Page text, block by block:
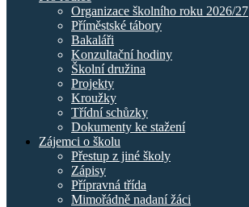
Organizace školního roku 2026/27
Příměstské tábory
Bakaláři
Konzultační hodiny
Školní družina
Projekty
Kroužky
Třídní schůzky
Dokumenty ke stažení
Zájemci o školu
Přestup z jiné školy
Zápisy
Přípravná třída
Mimořádně nadaní žáci